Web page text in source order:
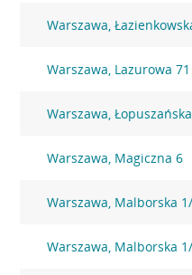
Warszawa,
Warszawa, Lazurowa 71
Warszawa,
Warszawa, Magiczna 6
Warszawa, Malborska
Warszawa, Malborska